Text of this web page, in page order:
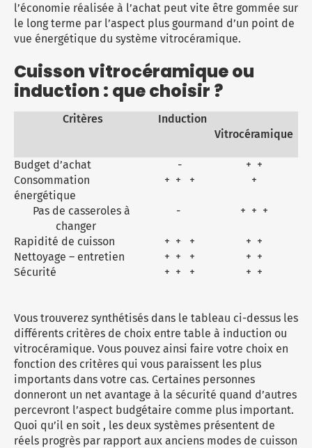
l’économie réalisée à l’achat peut vite être gommée sur
le long terme par l’aspect plus gourmand d’un point de
vue énergétique du système vitrocéramique.
Cuisson vitrocéramique ou
induction : que choisir ?
Critères
Induction
Vitrocéramique
Budget d’achat -
+ +
Consommation
énergétique
+ + + +
Pas de casseroles à
changer
- + + +
Rapidité de cuisson + + +
+ +
Nettoyage – entretien
+ + +
+ +
Sécurité
+ + + + +
Vous trouverez synthétisés dans le tableau ci-dessus les
différents critères de choix entre table à induction ou
vitrocéramique. Vous pouvez ainsi faire votre choix en
fonction des critères qui vous paraissent les plus
importants dans votre cas. Certaines personnes
donneront un net avantage à la sécurité quand d’autres
percevront l’aspect budgétaire comme plus important.
Quoi qu’il en soit , les deux systèmes présentent de
réels progrès par rapport aux anciens modes de cuisson